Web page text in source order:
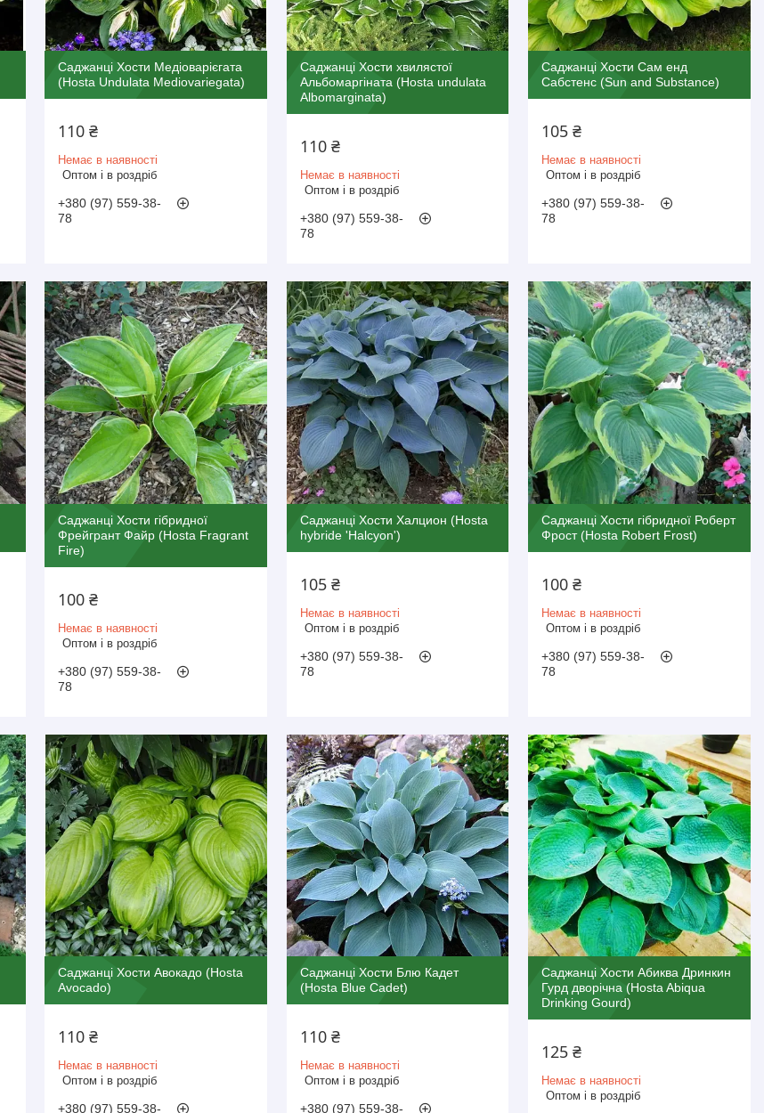
Саджанці Хости Медіоварієгата
(Hosta Undulata Mediovariegata)
110 ₴
Немає в наявності
Оптом і в роздріб
+380 (97) 559-38-
78
Саджанці Хости хвилястої
Альбомаргіната (Hosta undulata
Albomarginata)
110 ₴
Немає в наявності
Оптом і в роздріб
+380 (97) 559-38-
78
Саджанці Хости Сам енд
Сабстенс (Sun and Substance)
105 ₴
Немає в наявності
Оптом і в роздріб
+380 (97) 559-38-
78
Саджанці Хости гібридної
Фрейгрант Файр (Hosta Fragrant
Fire)
100 ₴
Немає в наявності
Оптом і в роздріб
+380 (97) 559-38-
78
Саджанці Хости Халцион (Hosta
hybride 'Halcyon')
105 ₴
Немає в наявності
Оптом і в роздріб
+380 (97) 559-38-
78
Саджанці Хости гібридної Роберт
Фрост (Hosta Robert Frost)
100 ₴
Немає в наявності
Оптом і в роздріб
+380 (97) 559-38-
78
Саджанці Хости Авокадо (Hosta
Avocado)
110 ₴
Немає в наявності
Оптом і в роздріб
+380 (97) 559-38-
Саджанці Хости Блю Кадет
(Hosta Blue Cadet)
110 ₴
Немає в наявності
Оптом і в роздріб
+380 (97) 559-38-
Саджанці Хости Абиква Дринкин
Гурд дворічна (Hosta Abiqua
Drinking Gourd)
125 ₴
Немає в наявності
Оптом і в роздріб